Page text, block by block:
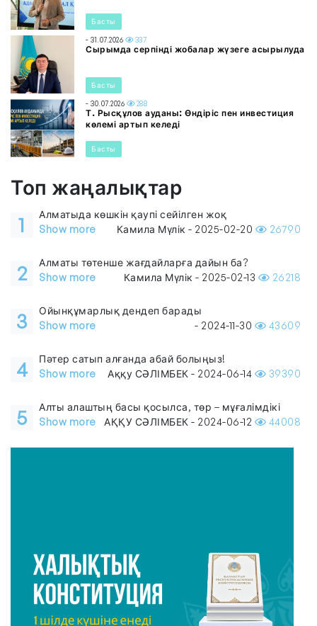
Басты
- 31.07.2026 337
Сырымда серпінді жобалар жүзеге асырылуда
Басты
- 30.07.2026 288
Т. Рысқұлов ауданы: Өндіріс пен инвестиция
көлемі артып келеді
Басты
Топ жаңалықтар
1
Алматыда көшкін қаупі сейілген жоқ
Show more
Камила Мүлік - 2025-02-20 26790
2
Алматы төтенше жағдайларға дайын ба?
Show more
Камила Мүлік - 2025-02-13 26218
3
Ойынқұмарлық дендеп барады
Show more
- 2024-11-30 43609
4
Пәтер сатып алғанда абай болыңыз!
Show more
Аққу СӘЛІМБЕК - 2024-06-14 39390
5
Алты алаштың басы қосылса, төр – мұғалімдікі
Show more
АҚҚУ СӘЛІМБЕК - 2024-06-12 44008